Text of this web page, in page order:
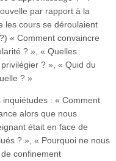
par rapport à la
les cours se déroulaient
« Comment convaincre
? », « Quelles
? », « Quid du
? »
: « Comment
alors que nous
était en face de
? », « Pourquoi ne nous
confinement